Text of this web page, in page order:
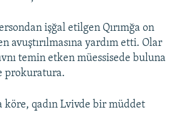
işğal etilgen Qırımğa on
avuştırılmasına yardım etti. Olar
temin etken müessisede buluna
prokuratura.
köre, qadın Lvivde bir müddet